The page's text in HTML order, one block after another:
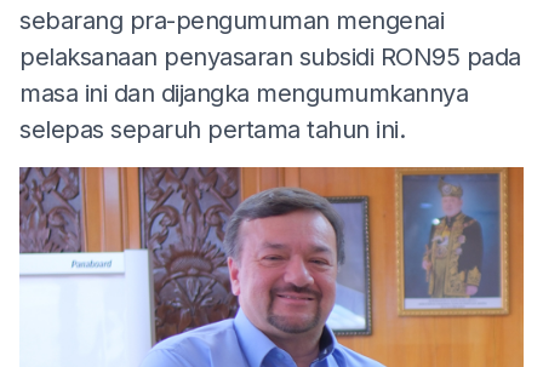
sebarang pra-pengumuman mengenai
pelaksanaan penyasaran subsidi RON95 pada
masa ini dan dijangka mengumumkannya
selepas separuh pertama tahun ini.